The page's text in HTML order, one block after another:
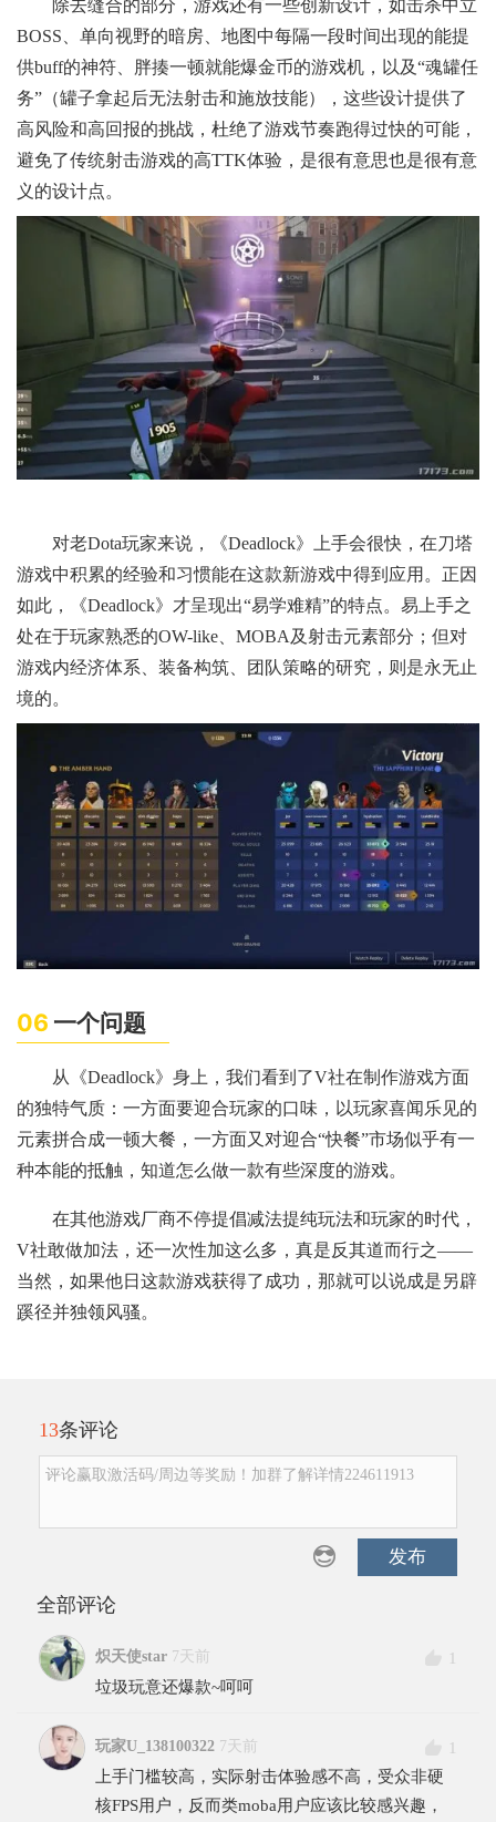
除去缝合的部分，游戏还有一些创新设计，如击杀中立
BOSS、单向视野的暗房、地图中每隔一段时间出现的能提
供buff的神符、胖揍一顿就能爆金币的游戏机，以及“魂罐任
务”（罐子拿起后无法射击和施放技能），这些设计提供了
高风险和高回报的挑战，杜绝了游戏节奏跑得过快的可能，
避免了传统射击游戏的高TTK体验，是很有意思也是很有意
义的设计点。
对老Dota玩家来说，《Deadlock》上手会很快，在刀塔
游戏中积累的经验和习惯能在这款新游戏中得到应用。正因
如此，《Deadlock》才呈现出“易学难精”的特点。易上手之
处在于玩家熟悉的OW-like、MOBA及射击元素部分；但对
游戏内经济体系、装备构筑、团队策略的研究，则是永无止
境的。
06 一个问题
从《Deadlock》身上，我们看到了V社在制作游戏方面
的独特气质：一方面要迎合玩家的口味，以玩家喜闻乐见的
元素拼合成一顿大餐，一方面又对迎合“快餐”市场似乎有一
种本能的抵触，知道怎么做一款有些深度的游戏。
在其他游戏厂商不停提倡减法提纯玩法和玩家的时代，
V社敢做加法，还一次性加这么多，真是反其道而行之——
当然，如果他日这款游戏获得了成功，那就可以说成是另辟
蹊径并独领风骚。
13条评论
评论赢取激活码/周边等奖励！加群了解详情224611913
发布
全部评论
炽天使star 7天前
1
垃圾玩意还爆款~呵呵
玩家U_138100322 7天前
1
上手门槛较高，实际射击体验感不高，受众非硬
核FPS用户，反而类moba用户应该比较感兴趣，